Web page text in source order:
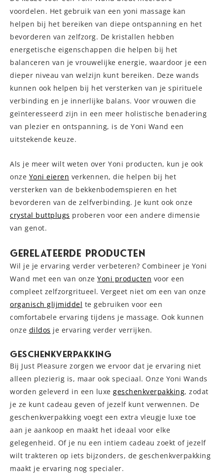
voordelen. Het gebruik van een yoni massage kan
helpen bij het bereiken van diepe ontspanning en het
bevorderen van zelfzorg. De kristallen hebben
energetische eigenschappen die helpen bij het
balanceren van je vrouwelijke energie, waardoor je een
dieper niveau van welzijn kunt bereiken. Deze wands
kunnen ook helpen bij het versterken van je spirituele
verbinding en je innerlijke balans. Voor vrouwen die
geïnteresseerd zijn in een meer holistische benadering
van plezier en ontspanning, is de Yoni Wand een
uitstekende keuze.
Als je meer wilt weten over Yoni producten, kun je ook
onze Yoni eieren verkennen, die helpen bij het
versterken van de bekkenbodemspieren en het
bevorderen van de zelfverbinding. Je kunt ook onze
crystal buttplugs proberen voor een andere dimensie
van genot.
Gerelateerde Producten
Wil je je ervaring verder verbeteren? Combineer je Yoni
Wand met een van onze Yoni producten voor een
compleet zelfzorgritueel. Vergeet niet om een van onze
organisch glijmiddel te gebruiken voor een
comfortabele ervaring tijdens je massage. Ook kunnen
onze dildos je ervaring verder verrijken.
Geschenkverpakking
Bij Just Pleasure zorgen we ervoor dat je ervaring niet
alleen plezierig is, maar ook speciaal. Onze Yoni Wands
worden geleverd in een luxe geschenkverpakking, zodat
je ze kunt cadeau geven of jezelf kunt verwennen. De
geschenkverpakking voegt een extra vleugje luxe toe
aan je aankoop en maakt het ideaal voor elke
gelegenheid. Of je nu een intiem cadeau zoekt of jezelf
wilt trakteren op iets bijzonders, de geschenkverpakking
maakt je ervaring nog specialer.